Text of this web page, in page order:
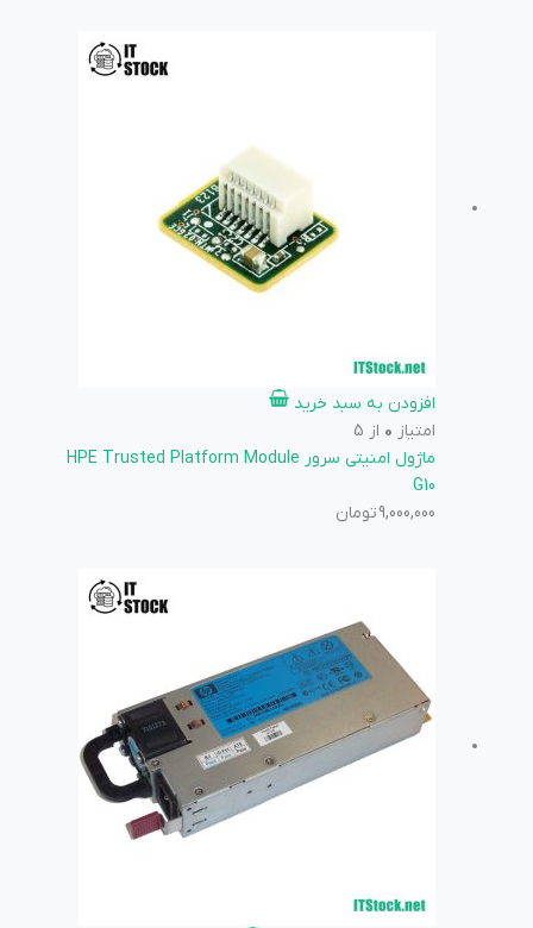
افزودن به سبد خرید
امتیاز 0 از 5
ماژول امنیتی سرور HPE Trusted Platform Module
G10
9,000,000تومان